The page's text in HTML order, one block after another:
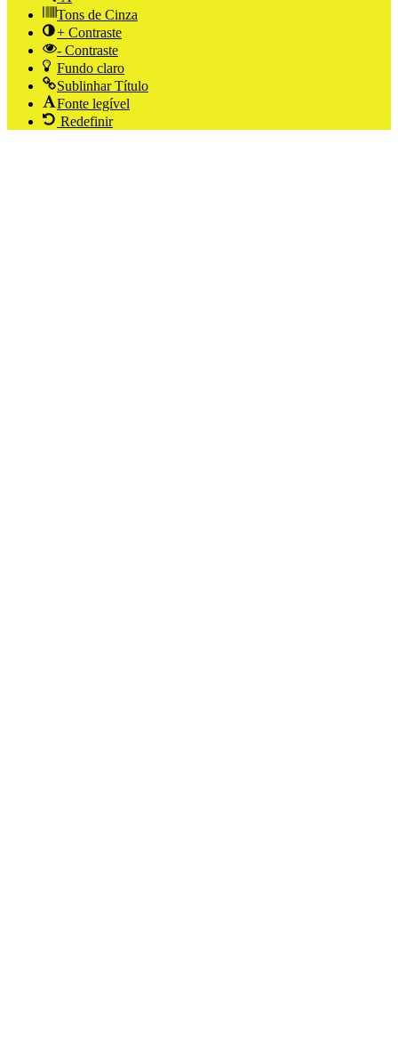
Tons de Cinza
+ Contraste
- Contraste
Fundo claro
Sublinhar Título
Fonte legível
Redefinir